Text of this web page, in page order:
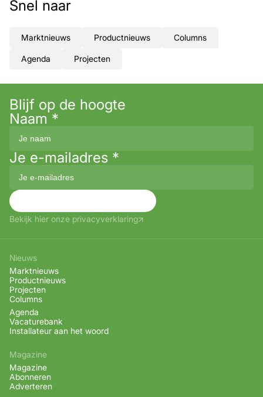
Snel naar
Marktnieuws Productnieuws Columns
Agenda Projecten
Blijf op de hoogte
Naam *
Je e-mailadres *
Bekijk hier onze privacyverklaring
Nieuws
Marktnieuws
Productnieuws
Projecten
Columns
Agenda
Vacaturebank
Installateur aan het woord
Magazine
Magazine
Abonneren
Adverteren